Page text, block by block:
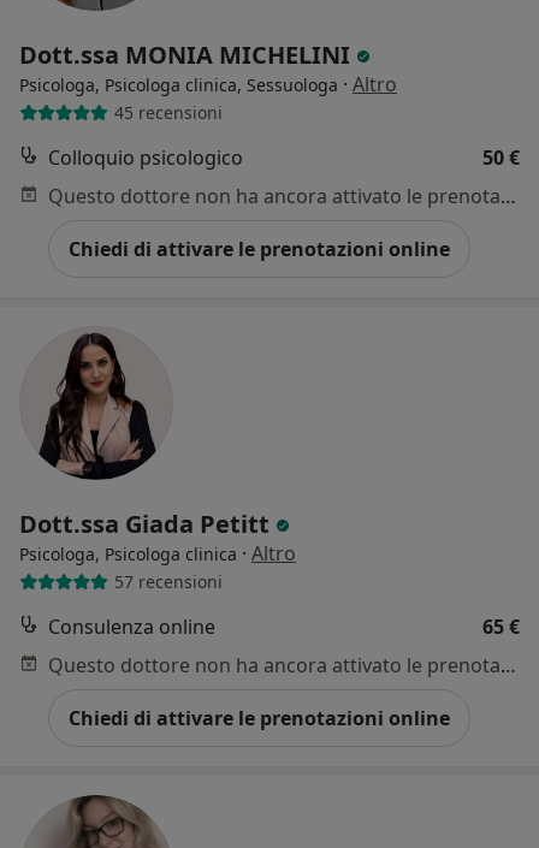
Dott.ssa MONIA MICHELINI
Psicologa, Psicologa clinica, Sessuologa · Altro
45 recensioni
Colloquio psicologico
50 €
Questo dottore non ha ancora attivato le prenotazioni online presso questo indirizzo.
Chiedi di attivare le prenotazioni online
Dott.ssa Giada Petitt
Psicologa, Psicologa clinica · Altro
57 recensioni
Consulenza online
65 €
Questo dottore non ha ancora attivato le prenotazioni online presso questo indirizzo.
Chiedi di attivare le prenotazioni online